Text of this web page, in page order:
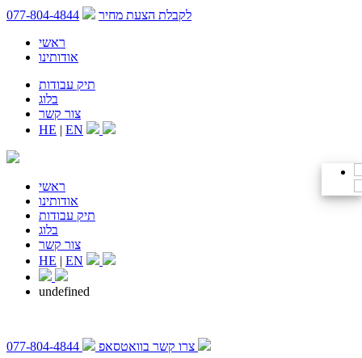
לקבלת הצעת מחיר
077-804-4844
ראשי
אודותינו
תיק עבודות
בלוג
צור קשר
HE | EN
ראשי
אודותינו
תיק עבודות
בלוג
צור קשר
HE | EN
undefined
צרו קשר בוואטסאפ 077-804-4844